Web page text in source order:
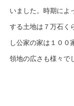
いました。時期によ
する土地は７万石く
し公家の家は１００
領地の広さも様々で